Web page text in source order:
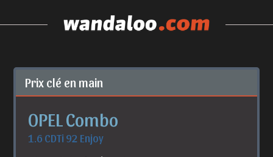
Prix clé en main
OPEL Combo
1.6 CDTi 92 Enjoy